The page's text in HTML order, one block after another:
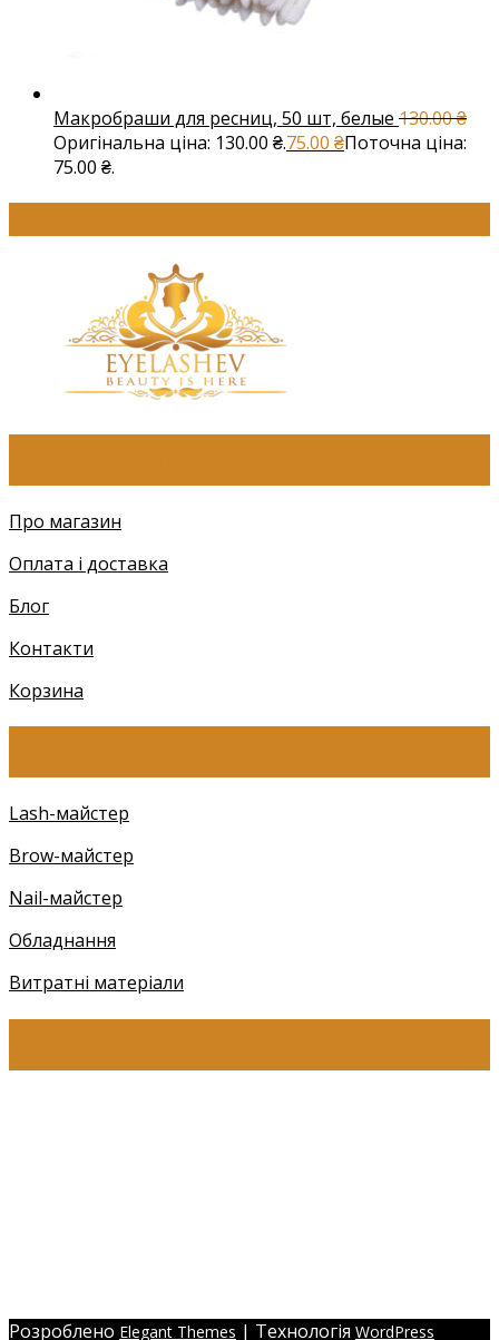
Макробраши для ресниц, 50 шт, белые 130.00₴
Оригінальна ціна: 130.00 ₴.75.00 ₴Поточна ціна:
75.00 ₴.
Про магазин
Оплата і доставка
Блог
Контакти
Корзина
Lash-майстер
Brow-майстер
Nail-майстер
Обладнання
Витратні матеріали
Розроблено Elegant Themes | Технологія WordPress